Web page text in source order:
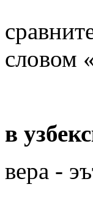
словом
в
вера -